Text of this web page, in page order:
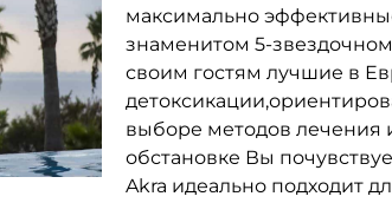
максимально
знаменитом 5-
своим гостям лучшие в
выборе методов лечения
обстановке Вы
Akra идеально подходит